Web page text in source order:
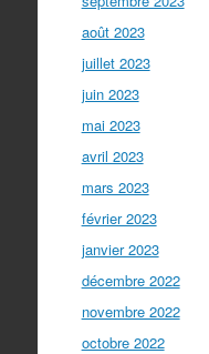
août 2023
juillet 2023
juin 2023
mai 2023
avril 2023
mars 2023
février 2023
janvier 2023
décembre 2022
novembre 2022
octobre 2022